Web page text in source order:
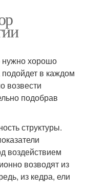
нужно хорошо
в каждом
возвести
подобрав
структуры.
воздействием
возводят из
из кедра, ели